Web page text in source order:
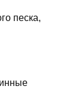
песка,